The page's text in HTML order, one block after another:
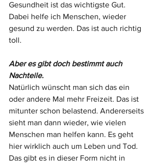
Gesundheit ist das wichtigste Gut.
Dabei helfe ich Menschen, wieder
gesund zu werden. Das ist auch richtig
toll.
Aber es gibt doch bestimmt auch
Nachteile.
Natürlich wünscht man sich das ein
oder andere Mal mehr Freizeit. Das ist
mitunter schon belastend. Andererseits
sieht man dann wieder, wie vielen
Menschen man helfen kann. Es geht
hier wirklich auch um Leben und Tod.
Das gibt es in dieser Form nicht in